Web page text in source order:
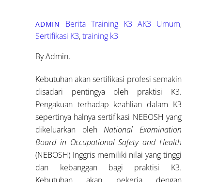
ADMIN Berita Training K3 AK3 Umum,
Sertifikasi K3,training k3
By Admin,
Kebutuhan akan sertifikasi profesi semakin
disadari pentingya oleh praktisi K3.
Pengakuan terhadap keahlian dalam K3
sepertinya halnya sertifikasi NEBOSH yang
dikeluarkan olehNational Examination
Board in Occupational Safety and Health
(NEBOSH) Inggris memiliki nilai yang tinggi
dan kebanggan bagi praktisi K3.